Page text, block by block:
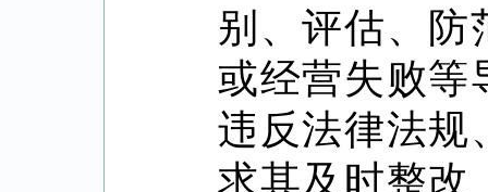
别、评估、防
或经营失败等
违反法律法规
求其及时整改